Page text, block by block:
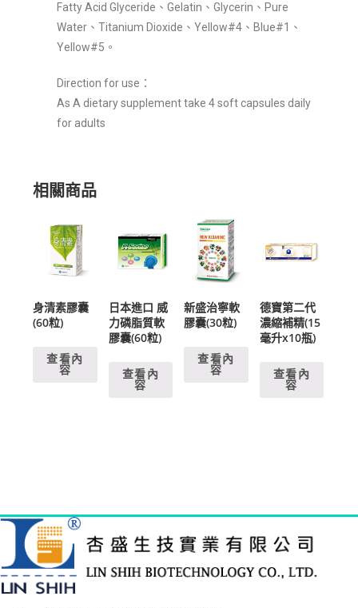
Fatty Acid Glyceride、Gelatin、Glycerin、Pure
Water、Titanium Dioxide、Yellow#4、Blue#1、
Yellow#5。
Direction for use：
As A dietary supplement take 4 soft capsules daily
for adults
相關商品
身清素膠囊
(60粒)
查看內
容
日本進口 威
力磷脂質軟
膠囊(60粒)
查看內
容
新盛治寧軟
膠囊(30粒)
查看內
容
德寶第二代
濃縮補精(15
毫升x10瓶)
查看內
容